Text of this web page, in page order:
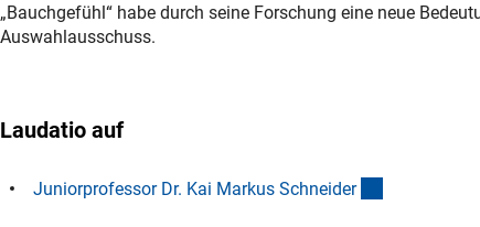
„Bauchgefühl“ habe durch seine Forschung eine neue
Auswahlausschuss.
Laudatio auf
Juniorprofessor Dr. Kai Markus Schneider